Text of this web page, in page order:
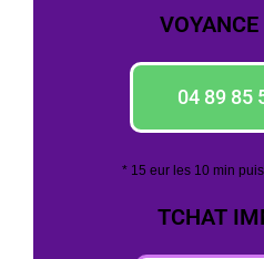
04 89 85
* 15 eur les 10 min
TCHAT